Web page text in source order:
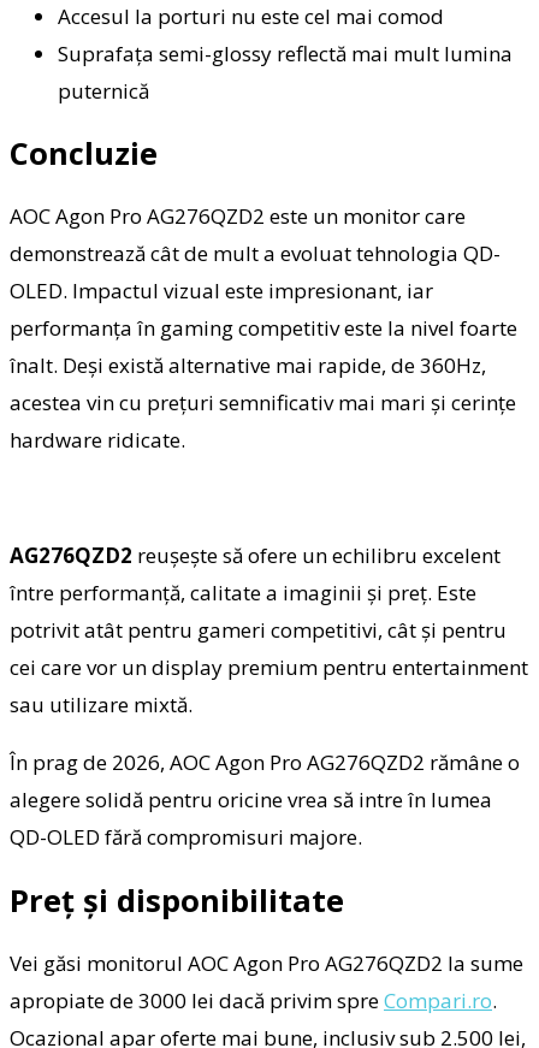
Accesul la porturi nu este cel mai comod
Suprafața semi-glossy reflectă mai mult lumina
puternică
Concluzie
AOC Agon Pro AG276QZD2 este un monitor care
demonstrează cât de mult a evoluat tehnologia QD-
OLED. Impactul vizual este impresionant, iar
performanța în gaming competitiv este la nivel foarte
înalt. Deși există alternative mai rapide, de 360Hz,
acestea vin cu prețuri semnificativ mai mari și cerințe
hardware ridicate.
AG276QZD2 reușește să ofere un echilibru excelent
între performanță, calitate a imaginii și preț. Este
potrivit atât pentru gameri competitivi, cât și pentru
cei care vor un display premium pentru entertainment
sau utilizare mixtă.
În prag de 2026, AOC Agon Pro AG276QZD2 rămâne o
alegere solidă pentru oricine vrea să intre în lumea
QD-OLED fără compromisuri majore.
Preț și disponibilitate
Vei găsi monitorul AOC Agon Pro AG276QZD2 la sume
apropiate de 3000 lei dacă privim spreCompari.ro.
Ocazional apar oferte mai bune, inclusiv sub 2.500 lei,